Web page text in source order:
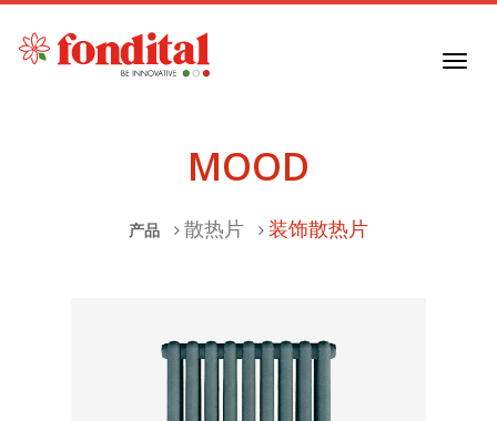
MOOD
产品 散热片 装饰散热片